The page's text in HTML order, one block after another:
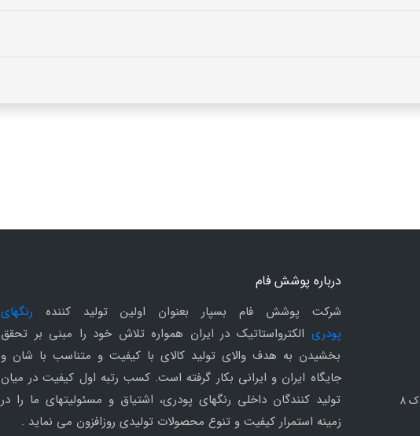
8
درباره پوشش فام
شرکت پوشش فام بسپار بعنوان اولین تولید کننده رنگهای
پودری الکترواستاتیک در ایران همواره تلاش خود را مبنی بر تحقق
بخشیدن به هدف والای تولید کالای با کیفیت و متناسب با شان و
جایگاه ایران و ایرانی بکار گرفته است. کسب رتبه اول کیفیت در میان
تولید کنندگان داخلی رنگهای پودری، اشتیاق و مسئولیتهای ما را در
زمینه استمرار کیفیت و تنوع محصولات تولیدی روزافزون می نماید .